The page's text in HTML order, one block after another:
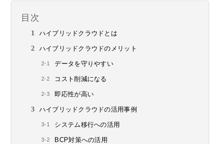
目次
ハイブリッドクラウドとは
ハイブリッドクラウドのメリット
データを守りやすい
コスト削減になる
即応性が高い
ハイブリッドクラウドの活用事例
システム移行への活用
BCP対策への活用